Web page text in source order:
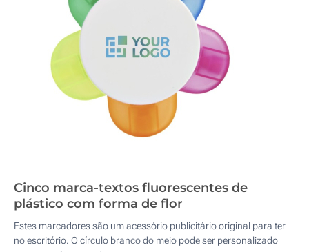
Cinco marca-textos fluorescentes de
plástico com forma de flor
Estes marcadores são um acessório publicitário original para ter
no escritório. O círculo branco do meio pode ser personalizado